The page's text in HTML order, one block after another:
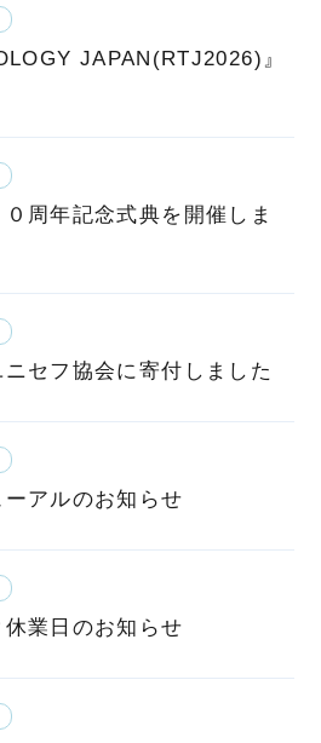
JAPAN(RTJ2026)』
周年記念式典を開催しま
セフ協会に寄付しました
アルのお知らせ
業日のお知らせ